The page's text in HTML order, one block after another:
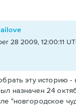
28 2009, 12:00:11
эту историю
назначен 24
"новгородское